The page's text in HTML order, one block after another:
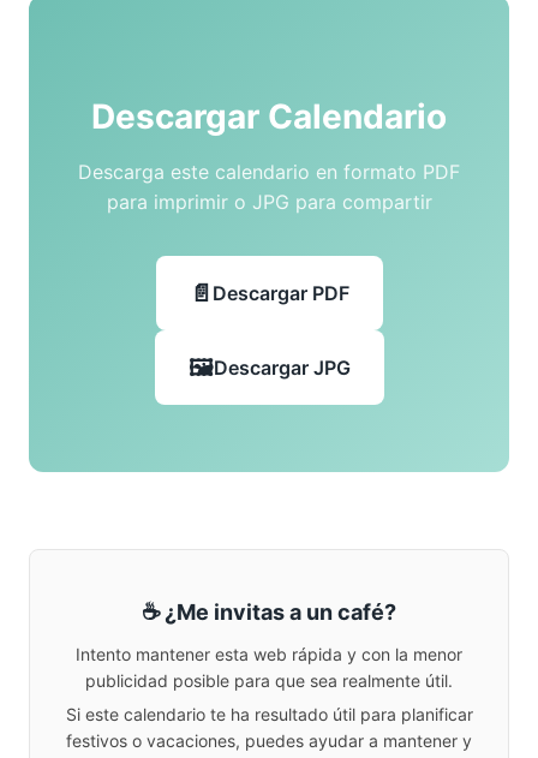
Descargar Calendario
Descarga este calendario en formato PDF
para imprimir o JPG para compartir
Descargar PDF
Descargar JPG
☕ ¿Me invitas a un café?
Intento mantener esta web rápida y con la menor
publicidad posible para que sea realmente útil.
Si este calendario te ha resultado útil para planificar
festivos o vacaciones, puedes ayudar a mantener y